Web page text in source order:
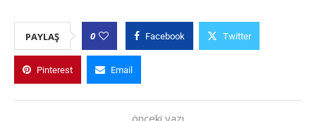
PAYLAŞ 0 Facebook Twitter
Pinterest Email
önceki yazı